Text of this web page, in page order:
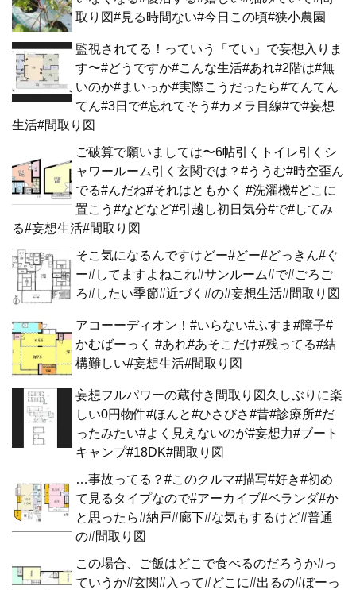
取り図#見る時間ない#今日この頃#狭小農園
監視されてる！っていう「てい」で妄想入りま
す〜#どうですか#こんな生活#あれ#2階は#無
いのか#まいっか#実際こうだったら#てんてん
てん#3日で#忘れてそう#カメラ目線#で#妄想
生活#間取り図
ご破算で願いましては〜6帖引くトイレ引くシ
ャワールーム引く玄関では？#ううむ#時空歪ん
でる#んだね#それはともかく #洗濯機#どこに
置こう#などなど#引越し初日気分#で#してみ
る#妄想生活#間取り図
そこ気になるんですけどー#どー#どっきん#ぐ
ー#してますよねこれ#サンルーム#で#ごろご
ろ#したい季節#近づく#の#妄想生活#間取り図
アコーーディオン！#いらない#ふすま#障子#
かむばーっく #あれ#あそこだけ#残ってる#結
構難しい#妄想生活#間取り図
妄想フルパワーの蔵付き間取り図久しぶりに楽
しい0円物件#ほんと#ひさびさ#昔#診療所#だ
ったみたい#よく見えないのが#妄想力#ブート
キャンプ#18DK#間取り図
…事故ってる？#このクルマ#描写#好き#初め
て見るタイプなので#アーカイブ#ベランダ#か
と思ったら#納戸#廊下#な気もするけど#普通
の#間取り図
この場合、ご飯はどこで食べるのだろうか#っ
ていうか#玄関#入って#どこに#出るの#ぼーっ